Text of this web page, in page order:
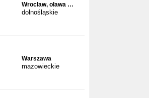
Wrocław, oława …
dolnośląskie
Warszawa
mazowieckie